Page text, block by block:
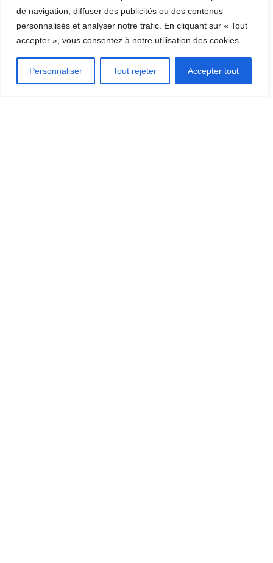
de navigation, diffuser des publicités ou des contenus
personnalisés et analyser notre trafic. En cliquant sur « Tout
accepter », vous consentez à notre utilisation des cookies.
Personnaliser Tout rejeter Accepter tout
DÉCOUVRIR LA RÉGION
[CLIQUEZ ICI]